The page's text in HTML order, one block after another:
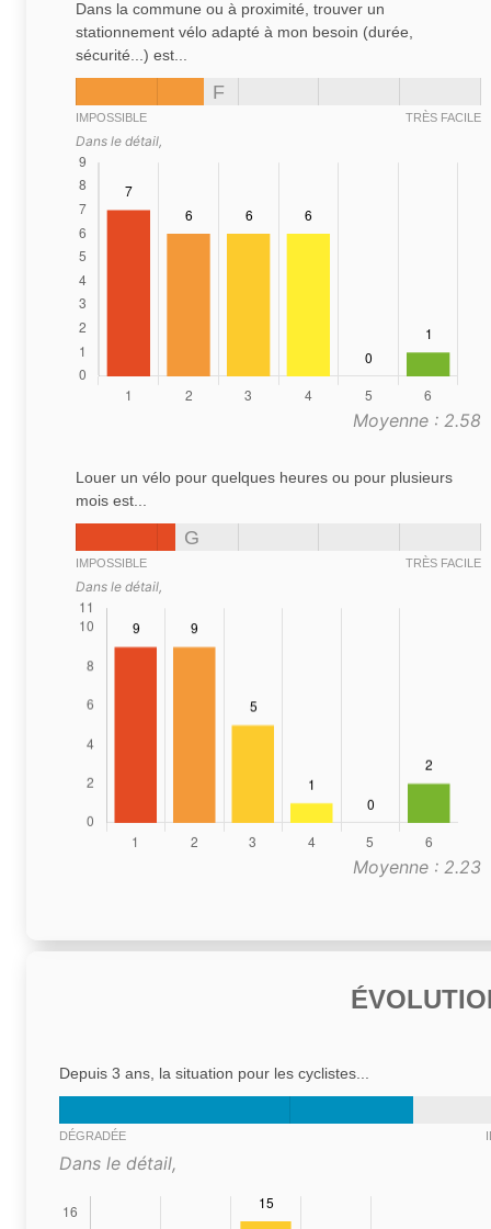
Dans la commune ou à proximité, trouver un
stationnement vélo adapté à mon besoin (durée,
sécurité...) est...
F
IMPOSSIBLE TRÈS FACILE
Dans le détail,
Moyenne : 2.58
Louer un vélo pour quelques heures ou pour plusieurs
mois est...
G
IMPOSSIBLE TRÈS FACILE
Dans le détail,
Moyenne : 2.23
Depuis 3 ans, la situation pour les cyclistes...
DÉGRADÉE
Dans le détail,